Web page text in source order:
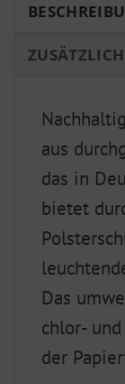
aus
das in
bietet
Das
chlor-
der